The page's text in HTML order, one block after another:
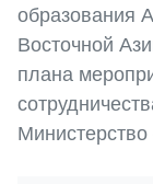
образования
Восточной
плана